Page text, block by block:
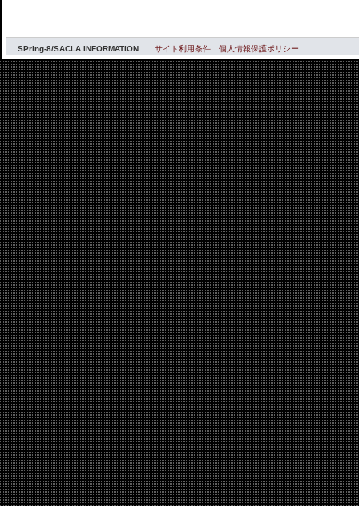
SPring-8/SACLA INFORMATION サイト利用条件 個人情報保護ポリシー